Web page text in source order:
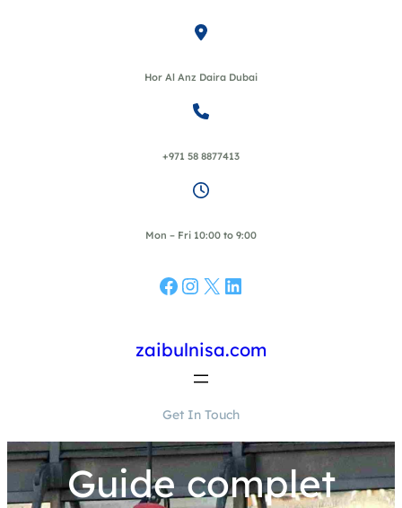
Hor Al Anz Daira Dubai
+971 58 8877413
Mon – Fri 10:00 to 9:00
Facebook Instagram X LinkedIn
zaibulnisa.com
Get In Touch
Guide complet